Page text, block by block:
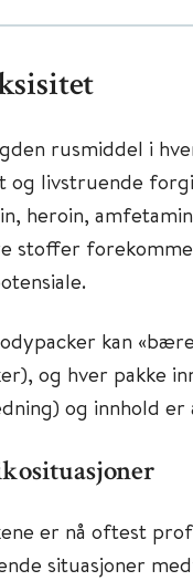
rusmiddel i
og livstruende
heroin,
stoffer
kan
og hver pakke
og innhold
er nå oftest
situasjoner